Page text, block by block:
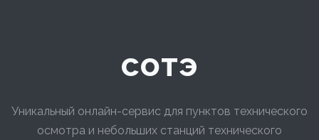
сотэ
Уникальный онлайн-сервис для пунктов технического
осмотра и небольших станций технического